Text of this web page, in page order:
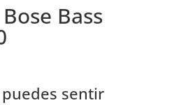
Bass
sentir